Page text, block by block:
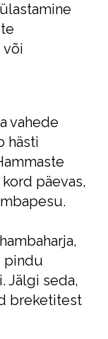
või
vahede
hästi
päevas,
pindu
Jälgi seda,
breketitest